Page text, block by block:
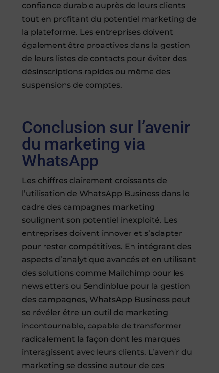
confiance durable auprès de leurs clients
tout en profitant du potentiel marketing de
la plateforme. Les entreprises doivent
également être proactives dans la gestion
de leurs listes de contacts pour éviter des
désinscriptions rapides ou même des
suspensions de comptes.
Conclusion sur l’avenir
du marketing via
WhatsApp
Les chiffres clairement croissants de
l’utilisation de WhatsApp Business dans le
cadre des campagnes marketing
soulignent son potentiel inexploité. Les
entreprises doivent innover et s’adapter
pour rester compétitives. En intégrant des
aspects d’analytique avancés et en utilisant
des solutions comme Mailchimp pour les
newsletters ou Sendinblue pour la gestion
des campagnes, WhatsApp Business peut
se révéler être un outil de marketing
incontournable, capable de transformer
radicalement la façon dont les marques
interagissent avec leurs clients. L’avenir du
marketing se dessine autour de ces